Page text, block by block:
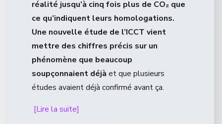
réalité jusqu’à cinq fois plus de CO₂ que
ce qu’indiquent leurs homologations.
Une nouvelle étude de l’ICCT vient
mettre des chiffres précis sur un
phénomène que beaucoup
soupçonnaient déjà et que plusieurs
études avaient déjà confirmé avant ça.
[Lire la suite]